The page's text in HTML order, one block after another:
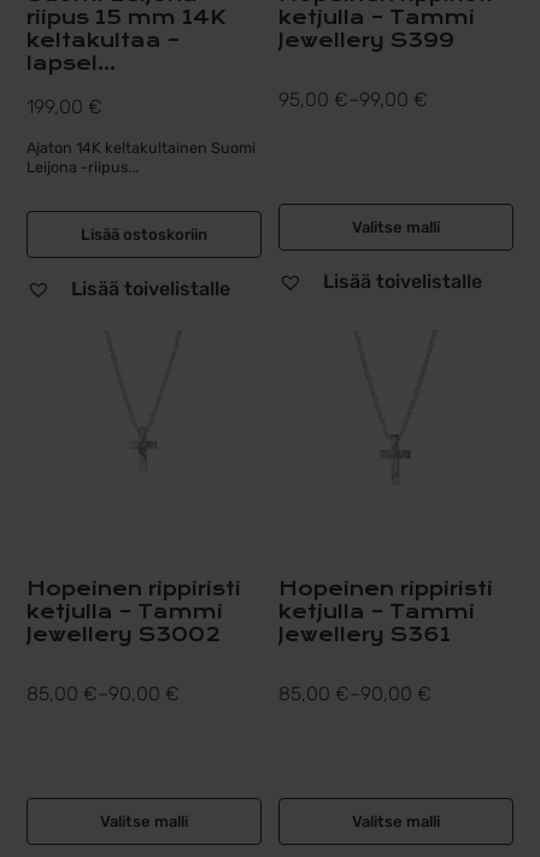
riipus 15 mm 14K
keltakultaa –
lapsel...
199,00 €
Ajaton 14K keltakultainen Suomi
Leijona -riipus...
Lisää ostoskoriin
Lisää toivelistalle
ketjulla – Tammi
Jewellery S399
95,00 €–99,00 €
Hintaluokka:
99,00 €
Valitse malli
Lisää toivelistalle
Hopeinen rippiristi
ketjulla – Tammi
Jewellery S3002
85,00 €–90,00 €
Hintaluokka:
90,00 €
Valitse malli
Hopeinen rippiristi
ketjulla – Tammi
Jewellery S361
85,00 €–90,00 €
Hintaluokka:
90,00 €
Valitse malli